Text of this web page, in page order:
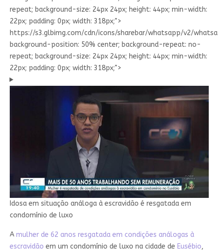
repeat; background-size: 24px 24px; height: 44px; min-width:
22px; padding: 0px; width: 318px;">
https://s3.glbimg.com/cdn/icons/sharebar/whatsapp/v2/
background-position: 50% center; background-repeat: no-
repeat; background-size: 24px 24px; height: 44px; min-width:
22px; padding: 0px; width: 318px;">
Idosa em situação análoga à escravidão é resgatada em
condomínio de luxo
A mulher de 62 anos resgatada em condições análogas à
escravidão em um condomínio de luxo na cidade de Eusébio,